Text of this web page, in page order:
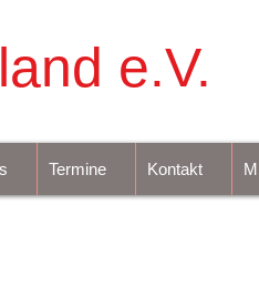
e.V.
Termine Kontakt